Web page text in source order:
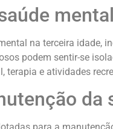
na terceira idade,
podem sentir-se
terapia e atividades
da